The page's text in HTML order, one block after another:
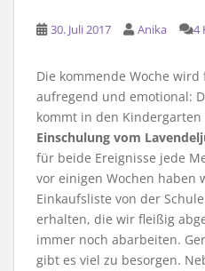
30. Juli 2017 Anika 4
Die kommende Woche
aufregend und emotional:
kommt in den
Einschulung vom
für beide Ereignisse jede
vor einigen Wochen haben
Einkaufsliste von der
erhalten, die wir fleißig
immer noch abarbeiten.
gibt es viel zu besorgen.